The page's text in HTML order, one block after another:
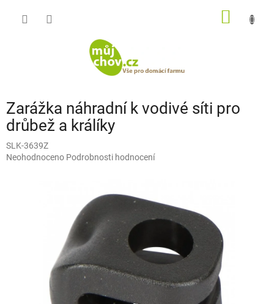
Zarážka náhradní k vodivé síti pro
drůbež a králíky
SLK-3639Z
Průměrné
Neohodnoceno Podrobnosti hodnocení